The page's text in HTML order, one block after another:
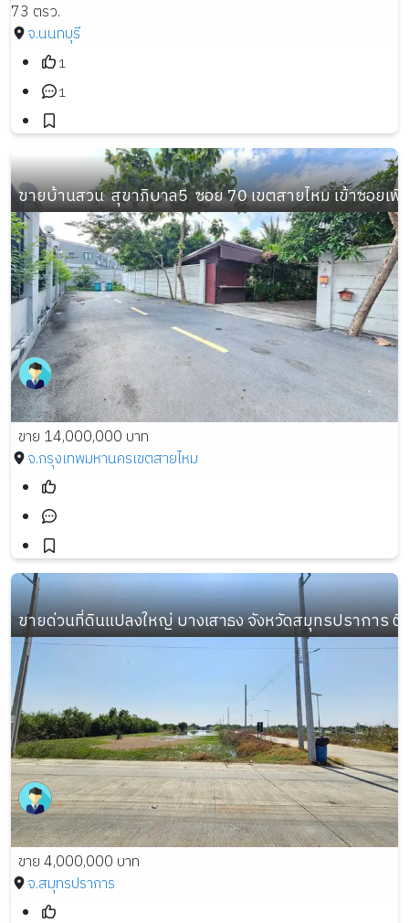
73 ตรว.
จ.นนทบุรี
1
1
ขายบ้านสวน  สุขาภิบาล5  ซอย 70 เขตสายไหม เข้าซอยเพี
ขาย 14,000,000 บาท
จ.กรุงเทพมหานครเขตสายไหม
ขายด่วนที่ดินแปลงใหญ่ บางเสาธง จังหวัดสมุทรปราการ
ขาย 4,000,000 บาท
จ.สมุทรปราการ